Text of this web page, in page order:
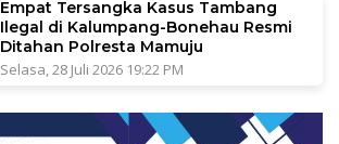
Empat Tersangka Kasus Tambang
Ilegal di Kalumpang-Bonehau Resmi
Ditahan Polresta Mamuju
Selasa, 28 Juli 2026 19:22 PM